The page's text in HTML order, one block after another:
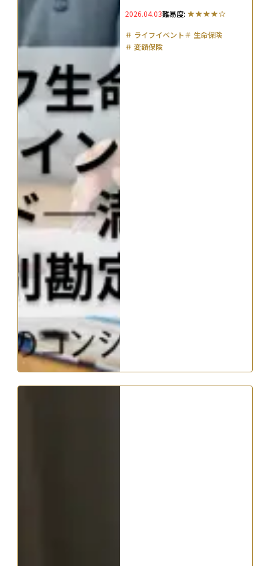
特約・特別勘定まで網羅
2026.04.03難易度:
＃ ライフイベント＃ 生命保険
＃ 変額保険